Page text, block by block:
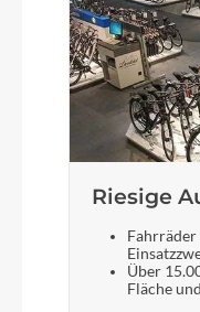
Riesige
Über
Fläche